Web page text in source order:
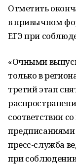
Отметить
в привычном
ЕГЭ при
«Очными
только в
третий этап
соответствии
предписаниями
пресс-служба
при